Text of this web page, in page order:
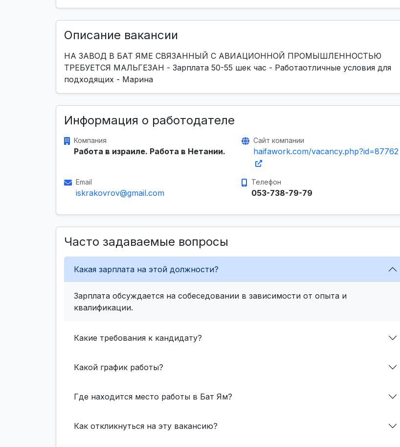
Описание вакансии
НА ЗАВОД В БАТ ЯМЕ СВЯЗАННЫЙ С АВИАЦИОННОЙ ПРОМЫШЛЕННОСТЬЮ
ТРЕБУЕТСЯ МАЛЬГЕЗАН - Зарплата 50-55 шек час - Работаотличные условия для
подходящих - Марина
Информация о работодателе
Компания
Работа в израиле. Работа в Нетании.
Сайт компании
haifawork.com/vacancy.php?id=87762
Email
iskrakovrov@gmail.com
Телефон
053-738-79-79
Часто задаваемые вопросы
Какая зарплата на этой должности?
Зарплата обсуждается на собеседовании в зависимости от опыта и
квалификации.
Какие требования к кандидату?
Какой график работы?
Где находится место работы в Бат Ям?
Как откликнуться на эту вакансию?